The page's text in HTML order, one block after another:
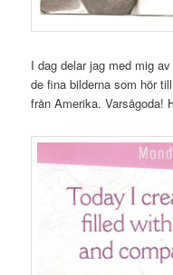
I dag delar jag med mig
de fina bilderna som hör
från Amerika. Varsågoda!